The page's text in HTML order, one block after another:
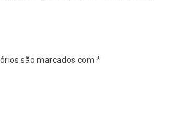
são marcados com *